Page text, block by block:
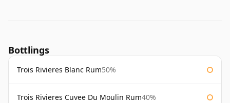
Bottlings
Trois Rivieres Blanc Rum50%
Trois Rivieres Cuvee Du Moulin Rum40%